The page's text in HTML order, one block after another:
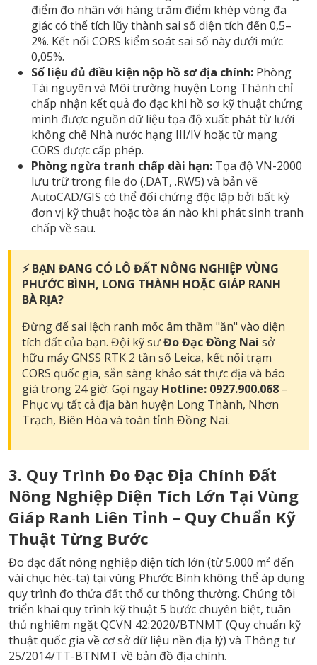
điểm đo nhân với hàng trăm điểm khép vòng đa
giác có thể tích lũy thành sai số diện tích đến 0,5–
2%. Kết nối CORS kiểm soát sai số này dưới mức
0,05%.
Số liệu đủ điều kiện nộp hồ sơ địa chính: Phòng
Tài nguyên và Môi trường huyện Long Thành chỉ
chấp nhận kết quả đo đạc khi hồ sơ kỹ thuật chứng
minh được nguồn dữ liệu tọa độ xuất phát từ lưới
khống chế Nhà nước hạng III/IV hoặc từ mạng
CORS được cấp phép.
Phòng ngừa tranh chấp dài hạn: Tọa độ VN-2000
lưu trữ trong file đo (.DAT, .RW5) và bản vẽ
AutoCAD/GIS có thể đối chứng độc lập bởi bất kỳ
đơn vị kỹ thuật hoặc tòa án nào khi phát sinh tranh
chấp về sau.
⚡ BẠN ĐANG CÓ LÔ ĐẤT NÔNG NGHIỆP VÙNG
PHƯỚC BÌNH, LONG THÀNH HOẶC GIÁP RANH
BÀ RỊA?
Đừng để sai lệch ranh mốc âm thầm "ăn" vào diện
tích đất của bạn. Đội kỹ sưĐo Đạc Đồng Nai sở
hữu máy GNSS RTK 2 tần số Leica, kết nối trạm
CORS quốc gia, sẵn sàng khảo sát thực địa và báo
giá trong 24 giờ. Gọi ngay Hotline: 0927.900.068 –
Phục vụ tất cả địa bàn huyện Long Thành, Nhơn
Trạch, Biên Hòa và toàn tỉnh Đồng Nai.
3. Quy Trình Đo Đạc Địa Chính Đất
Nông Nghiệp Diện Tích Lớn Tại Vùng
Giáp Ranh Liên Tỉnh – Quy Chuẩn Kỹ
Thuật Từng Bước
Đo đạc đất nông nghiệp diện tích lớn (từ 5.000 m² đến
vài chục héc-ta) tại vùng Phước Bình không thể áp dụng
quy trình đo thửa đất thổ cư thông thường. Chúng tôi
triển khai quy trình kỹ thuật 5 bước chuyên biệt, tuân
thủ nghiêm ngặt QCVN 42:2020/BTNMT (Quy chuẩn kỹ
thuật quốc gia về cơ sở dữ liệu nền địa lý) và Thông tư
25/2014/TT-BTNMT về bản đồ địa chính.